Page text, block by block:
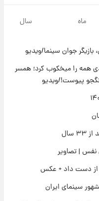
ظاهر شد
کامل تفاهم‌نامه اسلام‌آباد،
ماه سال
جوان سینما/ویدیو
همه را میخکوب کرد؛ همسر
پیوست!/ویدیو
سال
نفس | تصاویر
از دست داد + عکس
سینمای ایران